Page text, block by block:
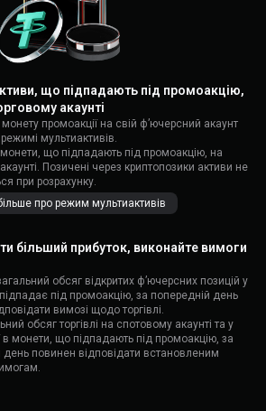
що підпадають під промоакцію,
акаунті
монету промоакції на свій фʼючерсний акаунт
мультиактивів.
монети, що підпадають під промоакцію, на
Позичені через криптопозики активи не
при розрахунку.
про режим мультиактивів
більший прибуток, виконайте вимоги
обсяг відкритих фʼючерсних позицій у
під промоакцію, за попередній день
вимозі щодо торгівлі.
обсяг торгівлі на спотовому акаунті та у
в монети, що підпадають під промоакцію, за
день повинен відповідати встановленим